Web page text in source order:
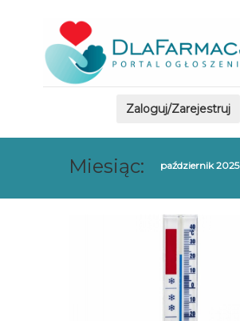
Zaloguj/Zarejestruj
Miesiąc: październik 2025